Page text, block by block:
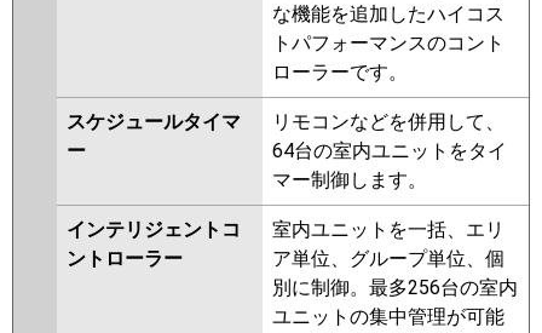
な機能を追加したハイコス
トパフォーマンスのコント
ローラーです。
スケジュールタイマ
ー
リモコンなどを併用して、
64台の室内ユニットをタイ
マー制御します。
インテリジェントコ
ントローラー
室内ユニットを一括、エリ
ア単位、グループ単位、個
別に制御。最多256台の室内
ユニットの集中管理が可能